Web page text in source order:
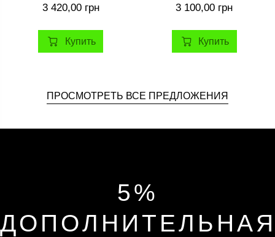
3 420,00 грн
Купить
3 100,00 грн
Купить
ПРОСМОТРЕТЬ ВСЕ ПРЕДЛОЖЕНИЯ
5%